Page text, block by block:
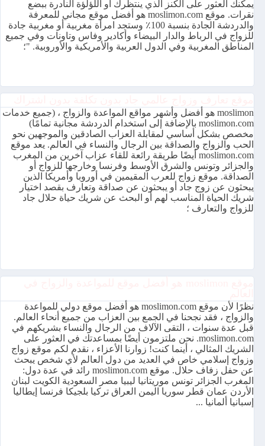
يمكنك العثور على الكنز الذي ينتظرك أو اللؤلؤة النادرة ببضع
نقرات. موقع moslimon.com هو أفضل موقع مجاني للمعرفة
والدردشة الجادة بنسبة 100٪ وستجد امرأة مغربية أو مغربية جادة
للزواج في الرباط والدار البيضاء وأكادير وفاس وتاونات وفي جميع
المناطق المغربية وفي الدول العربية والأمريكية والأوروبية. "؛
moslimon هو أفضل وأشهر مواقع المواعدة والزواج ، (جميع خدمات
moslimon.com بالإضافة إلى استخدام الدردشة مجانية تمامًا)
مخصص بشكل أساسي لمقابلة العزاب الصادقين والموجهين نحو
الحب والزواج والصداقة بين الرجال والنساء في العالم. يعد موقع
moslimon.com أيضًا طريقة رائعة للقاء عزاب آخرين من المغرب
والجزائر وتونس والشرق الأوسط وفرنسا وخارجها للزواج أو
الصداقة. موقع زواج للعرب المقيمين في أوروبا وأمريكا الذين
يبحثون عن زوج جاد أو يبحثون عن صداقة وتعارف بقصد اختيار
شريك الحياة المناسب لهم أو البحث عن شريك حياة حلال جاد
للزواج والتعارف ؛
نظرًا لأن موقع moslimon.com هو أفضل موقع دولي للمواعدة
والزواج ، فقد نجحنا في الجمع بين العزاب من جميع أنحاء العالم.
قبل عدة سنوات ، التقى الآلاف من الرجال والنساء بشريكهم في
moslimon.com. نحن ملتزمون أيضًا بمساعدتك في العثور على
الشريك المثالي ، أينما كنت! زوارنا الأعزاء ، نقدم لكم موقع زواج
وزواج إسلامي خاص في العديد من دول العالم لأي شخص يبحث
عن حفل زفاف حلال. موقع moslimon.com رائد في عدة دول:
المغرب الجزائر تونس موريتانيا ليبيا مصر السعودية الكويت لبنان
الأردن عمان قطر سوريا اليمن العراق تركيا بلجيكا فرنسا إيطاليا
إسبانيا ألمانيا ...